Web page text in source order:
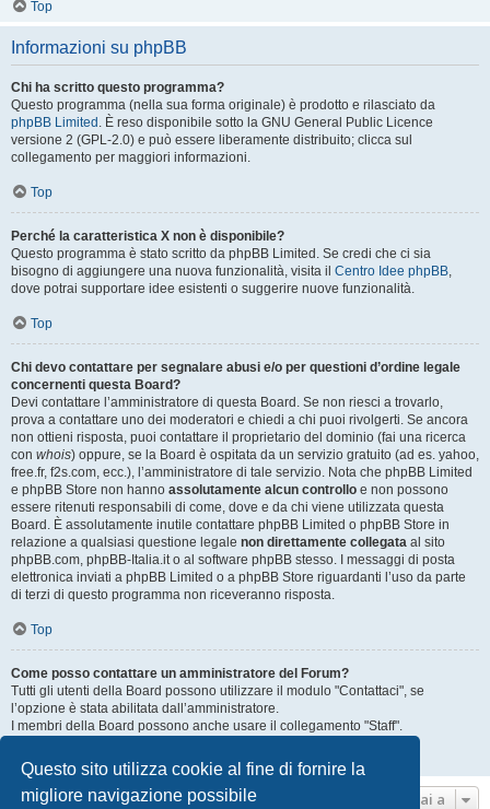
Questo sito utilizza cookie al fine di fornire la
migliore navigazione possibile
Top
Informazioni su phpBB
Chi ha scritto questo programma?
Questo programma (nella sua forma originale) è prodotto e rilasciato da
phpBB Limited . È reso disponibile sotto la GNU General Public Licence
versione 2 (GPL-2.0) e può essere liberamente distribuito; clicca sul
collegamento per maggiori informazioni.
Top
Perché la caratteristica X non è disponibile?
Questo programma è stato scritto da phpBB Limited. Se credi che ci sia
bisogno di aggiungere una nuova funzionalità, visita il Centro Idee phpBB,
dove potrai supportare idee esistenti o suggerire nuove funzionalità.
Top
Chi devo contattare per segnalare abusi e/o per questioni d’ordine legale
concernenti questa Board?
Devi contattare l’amministratore di questa Board. Se non riesci a trovarlo,
prova a contattare uno dei moderatori e chiedi a chi puoi rivolgerti. Se ancora
non ottieni risposta, puoi contattare il proprietario del dominio (fai una ricerca
con whois) oppure, se la Board è ospitata da un servizio gratuito (ad es. yahoo,
free.fr, f2s.com, ecc.), l’amministratore di tale servizio. Nota che phpBB Limited
e phpBB Store non hanno assolutamente alcun controllo e non possono
essere ritenuti responsabili di come, dove e da chi viene utilizzata questa
Board. È assolutamente inutile contattare phpBB Limited o phpBB Store in
relazione a qualsiasi questione legale non direttamente collegata al sito
phpBB.com, phpBB-Italia.it o al software phpBB stesso. I messaggi di posta
elettronica inviati a phpBB Limited o a phpBB Store riguardanti l’uso da parte
di terzi di questo programma non riceveranno risposta.
Top
Come posso contattare un amministratore del Forum?
Tutti gli utenti della Board possono utilizzare il modulo "Contattaci", se
l’opzione è stata abilitata dall’amministratore.
I membri della Board possono anche usare il collegamento "Staff".
Top
Vai a